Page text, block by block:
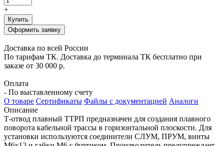
+
Купить
Оформить заявку
Доставка по всей России
По тарифам ТК. Доставка до терминала ТК бесплатно при
заказе от 30 000 р.
Оплата
- По выставленному счету
О товаре Сертификаты Файлы с документацией Аналоги
Описание
Т-отвод плавный ТТРП предназначен для создания плавного
поворота кабельной трассы в горизонтальной плоскости. Для
установки используются соединители СЛУМ, ПРУМ, винты